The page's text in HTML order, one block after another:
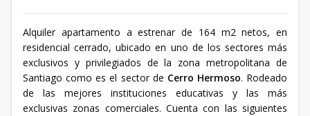
Alquiler apartamento a estrenar de 164 m2 netos, en
residencial cerrado, ubicado en uno de los sectores más
exclusivos y privilegiados de la zona metropolitana de
Santiago como es el sector de Cerro Hermoso. Rodeado
de las mejores instituciones educativas y las más
exclusivas zonas comerciales. Cuenta con las siguientes